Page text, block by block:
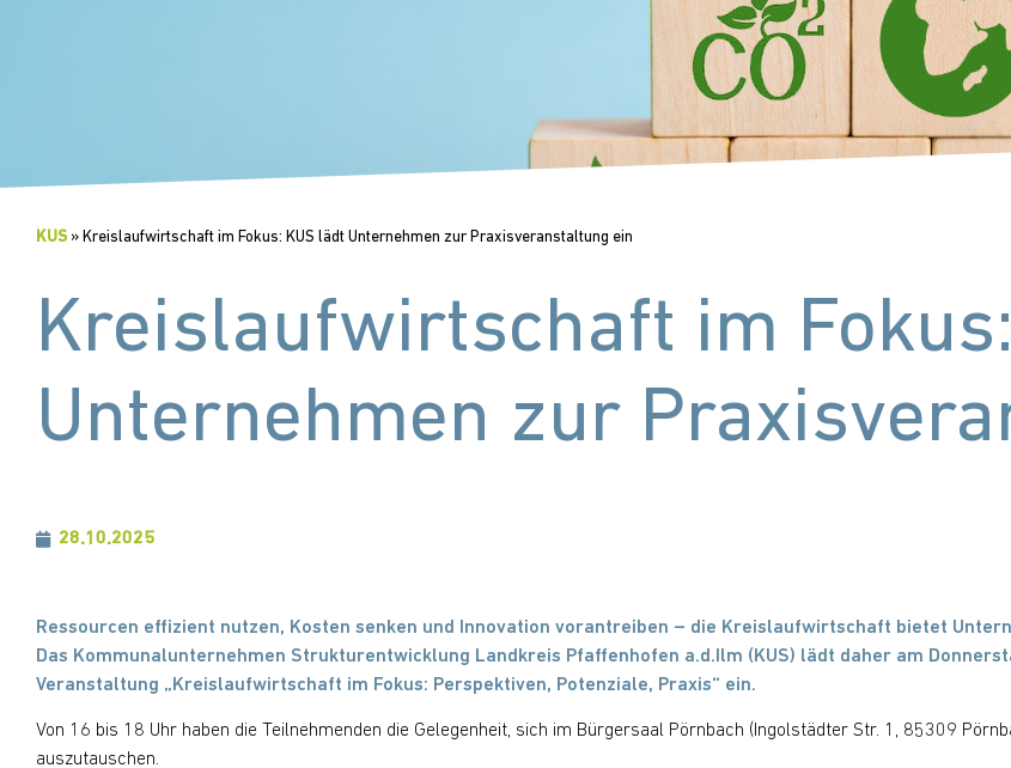
KUS » Kreislaufwirtschaft im Fokus: KUS lädt Unternehmen zur Praxisveranstaltung ein
Kreislaufwirtschaft im
Unternehmen zur
28.10.2025
Ressourcen effizient nutzen, Kosten senken und Innovation vorantreiben – die Kreislaufwirtschaft bietet
Das Kommunalunternehmen Strukturentwicklung Landkreis Pfaffenhofen a.d.Ilm (KUS) lädt daher am
Veranstaltung „Kreislaufwirtschaft im Fokus: Perspektiven, Potenziale, Praxis“ ein.
Von 16 bis 18 Uhr haben die Teilnehmenden die Gelegenheit, sich im Bürgersaal Pörnbach (Ingolstädter Str. 1, 85309
auszutauschen.